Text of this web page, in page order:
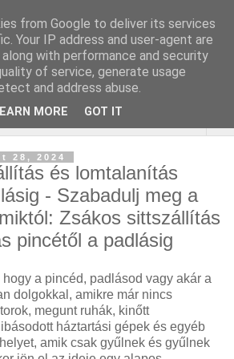
SEO
28, 2024
és lomtalanítás
- Szabadulj meg a
Zsákos sittszállítás
pincétől a padlásig
a pincéd, padlásod vagy akár a
dolgokkal, amikre már nincs
megunt ruhák, kinőtt
háztartási gépek és egyéb
amik csak gyűlnek és gyűlnek
from Google to deliver its services
Your IP address and user-agent are
with performance and security
of service, generate usage
and address abuse.
MORE GOT IT